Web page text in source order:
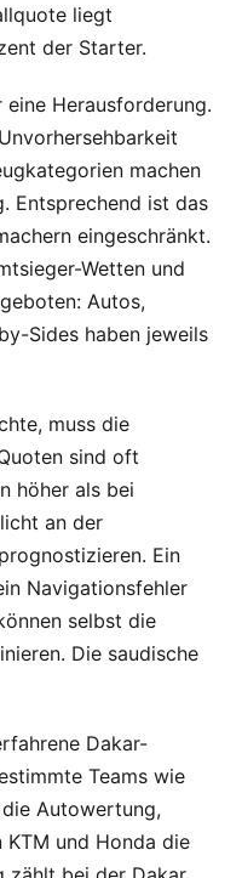
liegt
der Starter.
Herausforderung.
machen
Entsprechend ist das
eingeschränkt.
Wetten und
Autos,
Sides haben jeweils
muss die
sind oft
höher als bei
an der
Ein
Navigationsfehler
selbst die
Die saudische
Dakar-
Teams wie
Autowertung,
und Honda die